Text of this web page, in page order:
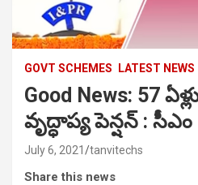
GOVT SCHEMES LATEST NEWS
Good News: 57
వృద్ధాప్య పెన్షన్‌ : సీఎం
July 6, 2021 tanvitechs
Share this news